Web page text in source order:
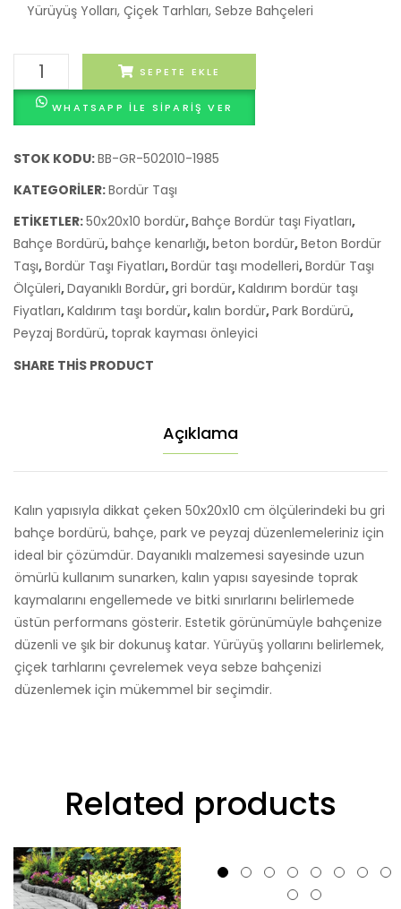
Yürüyüş Yolları, Çiçek Tarhları, Sebze Bahçeleri
Kalın
Gri
Bahçe
(50x20x10
adet
SEPETE EKLE
WHATSAPP ILE SIPARIŞ VER
STOK KODU:BB-GR-502010-1985
KATEGORILER:Bordür Taşı
ETIKETLER:50x20x10 bordür,Bahçe Bordür taşı Fiyatları,
Bahçe Bordürü,bahçe kenarlığı,beton bordür,Beton Bordür
Taşı,Bordür Taşı Fiyatları,Bordür taşı modelleri,Bordür Taşı
Ölçüleri,Dayanıklı Bordür,gri bordür,Kaldırım bordür taşı
Fiyatları,Kaldırım taşı bordür,kalın bordür,Park Bordürü,
Peyzaj Bordürü, toprak kayması önleyici
SHARE THIS PRODUCT
Açıklama
Kalın yapısıyla dikkat çeken 50x20x10 cm ölçülerindeki bu gri
bahçe bordürü, bahçe, park ve peyzaj düzenlemeleriniz için
ideal bir çözümdür. Dayanıklı malzemesi sayesinde uzun
ömürlü kullanım sunarken, kalın yapısı sayesinde toprak
kaymalarını engellemede ve bitki sınırlarını belirlemede
üstün performans gösterir. Estetik görünümüyle bahçenize
düzenli ve şık bir dokunuş katar. Yürüyüş yollarını belirlemek,
çiçek tarhlarını çevrelemek veya sebze bahçenizi
düzenlemek için mükemmel bir seçimdir.
Related products